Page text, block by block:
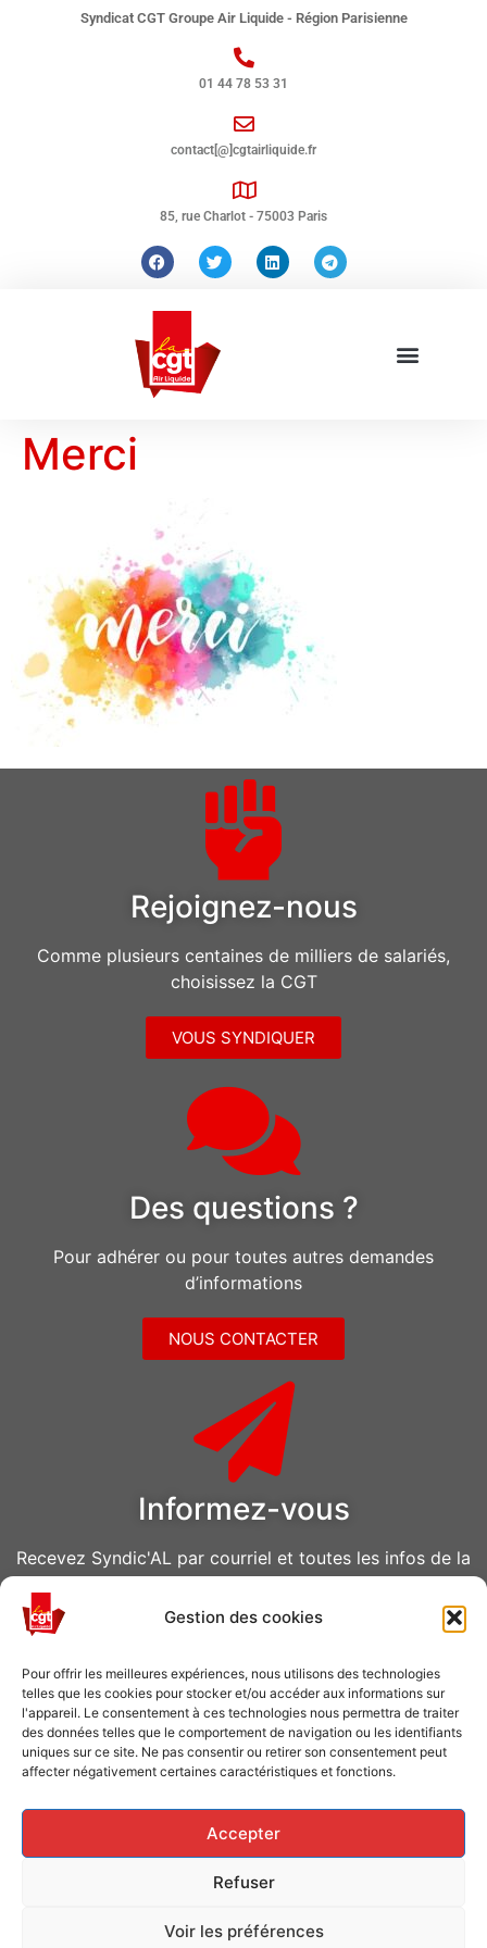
Gestion des cookies
Pour offrir les meilleures expériences, nous utilisons des technologies
telles que les cookies pour stocker et/ou accéder aux informations sur
l'appareil. Le consentement à ces technologies nous permettra de traiter
des données telles que le comportement de navigation ou les identifiants
uniques sur ce site. Ne pas consentir ou retirer son consentement peut
affecter négativement certaines caractéristiques et fonctions.
Accepter
Refuser
Voir les préférences
Syndicat CGT Groupe Air Liquide - Région Parisienne
01 44 78 53 31
contact[@]cgtairliquide.fr
85, rue Charlot - 75003 Paris
Merci
Rejoignez-nous
Comme plusieurs centaines de milliers de salariés,
choisissez la CGT
VOUS SYNDIQUER
Des questions ?
Pour adhérer ou pour toutes autres demandes
d’informations
NOUS CONTACTER
Informez-vous
Recevez Syndic'AL par courriel et toutes les infos de la
Caisse de grève
Soutenir les grévistes en luttes ? Faites un don à la
Caisse de solidarité !
FAITES UN DON